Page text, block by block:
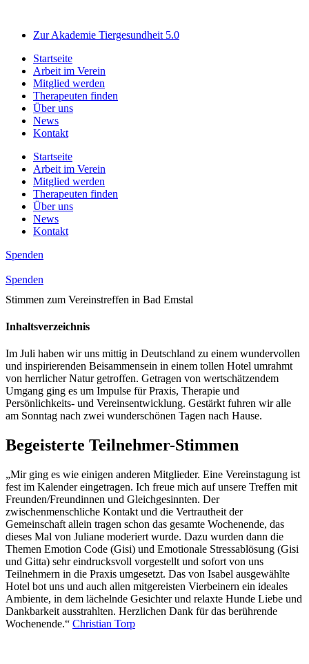
springenZur Akademie Tiergesundheit 5.0
Startseite
Arbeit im Verein
Mitglied werden
Therapeuten finden
Über uns
News
Kontakt
Startseite
Arbeit im Verein
Mitglied werden
Therapeuten finden
Über uns
News
Kontakt
Spenden
Spenden
Stimmen zum Vereinstreffen in Bad Emstal
Inhaltsverzeichnis
Im Juli haben wir uns mittig in Deutschland zu einem wundervollen
und inspirierenden Beisammensein in einem tollen Hotel umrahmt
von herrlicher Natur getroffen. Getragen von wertschätzendem
Umgang ging es um Impulse für Praxis, Therapie und
Persönlichkeits- und Vereinsentwicklung. Gestärkt fuhren wir alle
am Sonntag nach zwei wunderschönen Tagen nach Hause.
Begeisterte Teilnehmer-Stimmen
„Mir ging es wie einigen anderen Mitglieder. Eine Vereinstagung ist
fest im Kalender eingetragen. Ich freue mich auf unsere Treffen mit
Freunden/Freundinnen und Gleichgesinnten. Der
zwischenmenschliche Kontakt und die Vertrautheit der
Gemeinschaft allein tragen schon das gesamte Wochenende, das
dieses Mal von Juliane moderiert wurde. Dazu wurden dann die
Themen Emotion Code (Gisi) und Emotionale Stressablösung (Gisi
und Gitta) sehr eindrucksvoll vorgestellt und sofort von uns
Teilnehmern in die Praxis umgesetzt. Das von Isabel ausgewählte
Hotel bot uns und auch allen mitgereisten Vierbeinern ein ideales
Ambiente, in dem lächelnde Gesichter und relaxte Hunde Liebe und
Dankbarkeit ausstrahlten. Herzlichen Dank für das berührende
Wochenende.“ Christian Torp